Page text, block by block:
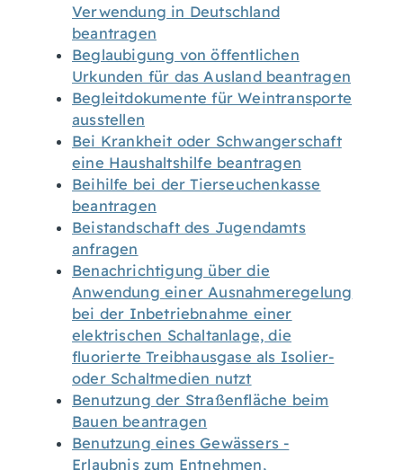
Verwendung in Deutschland
beantragen
Beglaubigung von öffentlichen
Urkunden für das Ausland beantragen
Begleitdokumente für Weintransporte
ausstellen
Bei Krankheit oder Schwangerschaft
eine Haushaltshilfe beantragen
Beihilfe bei der Tierseuchenkasse
beantragen
Beistandschaft des Jugendamts
anfragen
Benachrichtigung über die
Anwendung einer Ausnahmeregelung
bei der Inbetriebnahme einer
elektrischen Schaltanlage, die
fluorierte Treibhausgase als Isolier-
oder Schaltmedien nutzt
Benutzung der Straßenfläche beim
Bauen beantragen
Benutzung eines Gewässers -
Erlaubnis zum Entnehmen,